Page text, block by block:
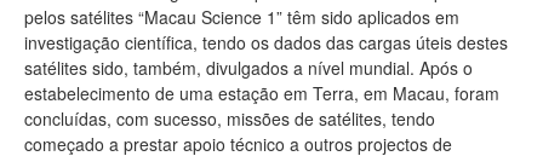
pelos satélites “Macau Science 1” têm sido aplicados em
investigação científica, tendo os dados das cargas úteis destes
satélites sido, também, divulgados a nível mundial. Após o
estabelecimento de uma estação em Terra, em Macau, foram
concluídas, com sucesso, missões de satélites, tendo
começado a prestar apoio técnico a outros projectos de